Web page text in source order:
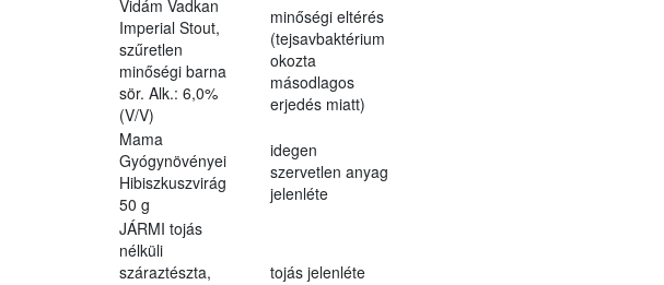
Vidám Vadkan
Imperial Stout,
szűretlen
minőségi barna
sör. Alk.: 6,0%
(V/V)
minőségi eltérés
(tejsavbaktérium
okozta
másodlagos
erjedés miatt)
Mama
Gyógynövényei
Hibiszkuszvirág
50 g
idegen
szervetlen anyag
jelenléte
JÁRMI tojás
nélküli
száraztészta,
tojás jelenléte